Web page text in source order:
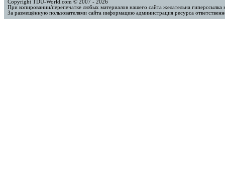
Copyright TDU-World.com © 2007 - 2026
При копировании/перепечатке любых материалов нашего сайта желательна
За размещённую пользователями сайта информацию администрация ресурса